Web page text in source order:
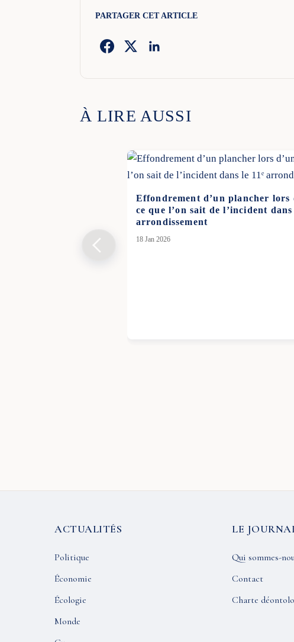
PARTAGER CET ARTICLE
À LIRE AUSSI
Effondrement d’un plancher lors
ce que l’on sait de l’incident dans
arrondissement
18 Jan 2026
ACTUALITÉS
Politique
Économie
Écologie
Monde
LE
Qui sommes-
Contact
Charte